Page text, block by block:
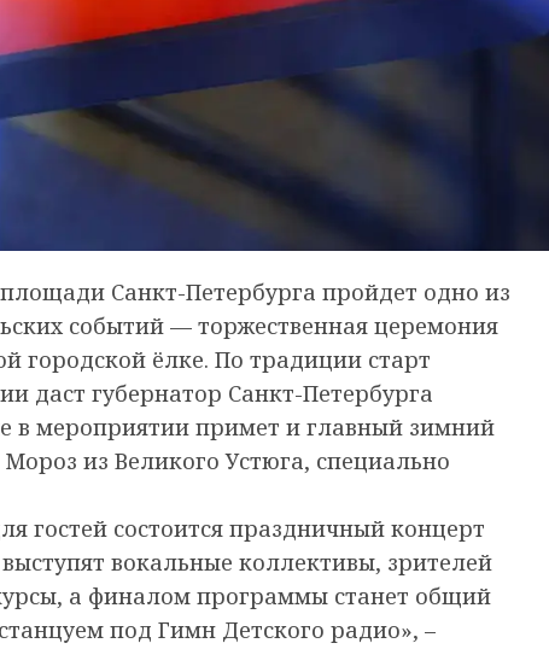
Санкт-Петербурга пройдет одно из
событий — торжественная церемония
городской ёлке. По традиции старт
даст губернатор Санкт-Петербурга
в мероприятии примет и главный зимний
из Великого Устюга, специально
гостей состоится праздничный концерт
вокальные коллективы, зрителей
а финалом программы станет общий
под Гимн Детского радио», –